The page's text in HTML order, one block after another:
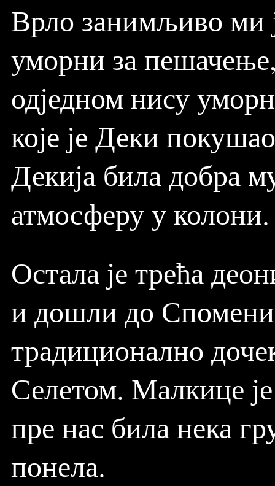
Врло занимљиво ми
уморни за
одједном нису
које је Деки
Декија била добра
атмосферу у колони.
Остала је трећа
и дошли до
традиционално
Селетом. Малкице
пре нас била нека
понела.